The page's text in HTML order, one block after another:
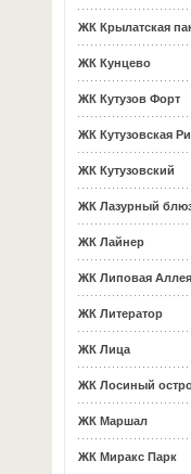
ЖК Крылатская
ЖК Кунцево
ЖК Кутузов Форт
ЖК Кутузовская
ЖК Кутузовский
ЖК Лазурный
ЖК Лайнер
ЖК Липовая Аллея
ЖК Литератор
ЖК Лица
ЖК Лосиный
ЖК Маршал
ЖК Миракс Парк